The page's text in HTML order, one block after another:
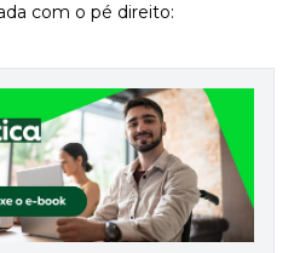
com o pé direito: